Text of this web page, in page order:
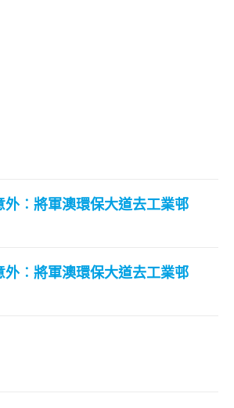
外︰將軍澳環保大道去工業邨
外︰將軍澳環保大道去工業邨